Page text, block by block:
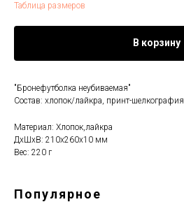
Таблица размеров
В корзину
"Бронефутболка неубиваемая"
Состав: хлопок/лайкра, принт-шелкография
Материал: Хлопок,лайкра
ДxШxВ: 210x260x10 мм
Вес: 220 г
Популярное